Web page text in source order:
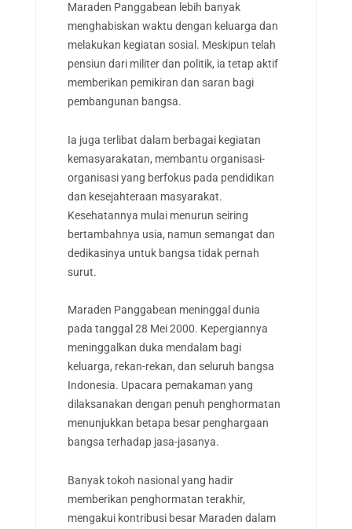
Maraden Panggabean lebih banyak
menghabiskan waktu dengan keluarga dan
melakukan kegiatan sosial. Meskipun telah
pensiun dari militer dan politik, ia tetap aktif
memberikan pemikiran dan saran bagi
pembangunan bangsa.
Ia juga terlibat dalam berbagai kegiatan
kemasyarakatan, membantu organisasi-
organisasi yang berfokus pada pendidikan
dan kesejahteraan masyarakat.
Kesehatannya mulai menurun seiring
bertambahnya usia, namun semangat dan
dedikasinya untuk bangsa tidak pernah
surut.
Maraden Panggabean meninggal dunia
pada tanggal 28 Mei 2000. Kepergiannya
meninggalkan duka mendalam bagi
keluarga, rekan-rekan, dan seluruh bangsa
Indonesia. Upacara pemakaman yang
dilaksanakan dengan penuh penghormatan
menunjukkan betapa besar penghargaan
bangsa terhadap jasa-jasanya.
Banyak tokoh nasional yang hadir
memberikan penghormatan terakhir,
mengakui kontribusi besar Maraden dalam